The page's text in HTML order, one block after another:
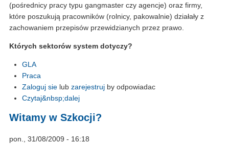
(pośrednicy pracy typu gangmaster czy agencje) oraz firmy,
które poszukują pracowników (rolnicy, pakowalnie) działały z
zachowaniem przepisów przewidzianych przez prawo.
Których sektorów system dotyczy?
GLA
Praca
Zaloguj sie lub zarejestruj by odpowiadac
Czytaj&nbsp;dalej
Witamy w Szkocji?
pon., 31/08/2009 - 16:18